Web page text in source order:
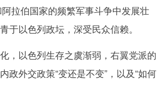
拉伯国家的频繁军事斗争中发展壮
于以色列政坛，深受民众信赖。
以色列生存之虞渐弱，右翼党派的
外交政策“变还是不变”，以及“如何